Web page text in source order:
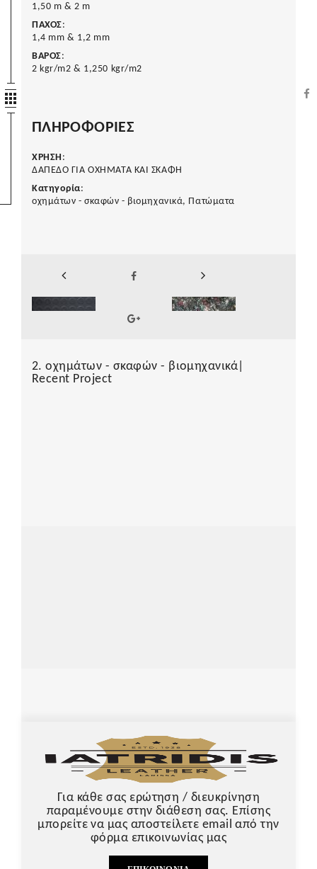
1,50 m & 2 m
ΠΑΧΟΣ:
1,4 mm & 1,2 mm
ΒΑΡΟΣ:
2 kgr/m2 & 1,250 kgr/m2
ΠΛΗΡΟΦΟΡΙΕΣ
ΧΡΗΣΗ :
ΔΑΠΕΔΟ ΓΙΑ ΟΧΗΜΑΤΑ ΚΑΙ ΣΚΑΦΗ
Κατηγορία:
οχημάτων - σκαφών - βιομηχανικά, Πατώματα
2. οχημάτων - σκαφών - βιομηχανικά|
Recent Project
Για κάθε σας ερώτηση / διευκρίνηση
παραμένουμε στην διάθεση σας. Επίσης
μπορείτε να μας αποστείλετε email από την
φόρμα επικοινωνίας μας